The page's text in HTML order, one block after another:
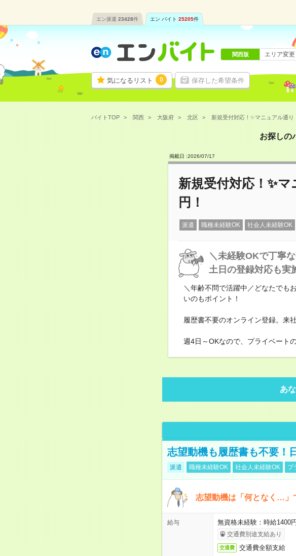
エン派遣 23428件 エン バイト 25205件
気になるリスト 0 保存した希望条件
関西版 エリア変更
バイトTOP 関西 大阪府 北区 新規受付対応！✨マニュアル通
お探しの
掲載日 :2026/07/17
新規受付対応！✨
円！
派遣 職種未経験OK 社会人未経験OK
＼未経験OKで丁寧
土日の登録対応も実
＼年齢不問で活躍中／どなたでも
いのもポイント！
履歴書不要のオンライン登録。来
週4日～OKなので、プライベート
あ
志望動機も履歴書も不要！
派遣 職種未経験OK 社会人未経験OK ブ
志望動機は「何となく…」
給与 無資格未経験：時給
交通費別途支給あり
交通費 交通費全額支給